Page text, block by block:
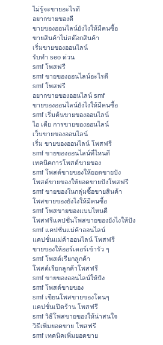
ไม่รู้จะขายอะไรดี
อยากขายของดี
ขายของออนไลน์ยังไงให้มีคนซื้อ
ขายสินค้าไม่สต๊อกสินค้า
เริ่มขายของออนไลน์
รับทำ seo ด่วน
smf โพสฟรี
smf ขายของออนไลน์อะไรดี
smf โพสฟรี
อยากขายของออนไลน์ smf
ขายของออนไลน์ยังไงให้มีคนซื้อ
smf เริ่มต้นขายของออนไลน์
ไอ เดีย การขายของออนไลน์
เว็บขายของออนไลน์
เริ่ม ขายของออนไลน์ โพสฟรี
smf ขายของออนไลน์ที่ไหนดี
เทคนิคการโพสต์ขายของ
smf โพสต์ขายของให้ยอดขายปัง
โพสต์ขายของให้ยอดขายปังโพสฟรี
smf ขายของในกลุ่มซื้อขายสินค้า
โพสขายของยังไงให้มีคนซื้อ
smf โพสขายของแบบไหนดี
โพสฟรีแคปชั่นโพสขายของยังไงให้ปัง
smf แคปชั่นแม่ค้าออนไลน์
แคปชั่นแม่ค้าออนไลน์ โพสฟรี
ขายของให้ออร์เดอร์เข้ารัว ๆ
smf โพสต์เรียกลูกค้า
โพสต์เรียกลูกค้าโพสฟรี
smf ขายของออนไลน์ให้ปัง
smf โพสต์ขายของ
smf เขียนโพสขายของโดนๆ
แคปชั่นเปิดร้าน โพสฟรี
smf วิธีโพสขายของให้น่าสนใจ
วิธีเพิ่มยอดขาย โพสฟรี
smf เทคนิคเพิ่มยอดขาย